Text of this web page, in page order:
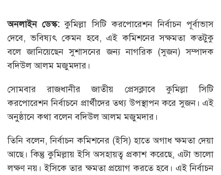
অনলাইন ডেস্ক: কুমিল্লা সিটি করপোরেশন নির্বাচন পূর্বাভাস
দেবে, ভবিষ্যৎ কেমন হবে, এই কমিশনের সক্ষমতা কতটুকু
বলে জানিয়েছেন সুশাসনের জন্য নাগরিক (সুজন) সম্পাদক
বদিউল আলম মজুমদার।
সোমবার রাজধানীর জাতীয় প্রেসক্লাবে কুমিল্লা সিটি
করপোরেশন নির্বাচনে প্রার্থীদের তথ্য উপস্থাপন করে সুজন। এই
অনুষ্ঠানে কথা বলেন বদিউল আলম মজুমদার।
তিনি বলেন, নির্বাচন কমিশনের (ইসি) হাতে অগাধ ক্ষমতা দেয়া
আছে। কিন্তু কুমিল্লায় ইসি অসহায়ত্ব প্রকাশ করেছে, এটা ভালো
লক্ষণ নয়। ইসিকে তার ক্ষমতা প্রয়োগ করতে হবে। এই নির্বাচন